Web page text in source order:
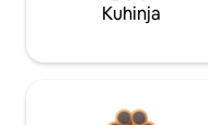
Kuhinja